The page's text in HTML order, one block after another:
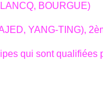
BOURGUE)
YANG-TING),
qui sont qualifiées